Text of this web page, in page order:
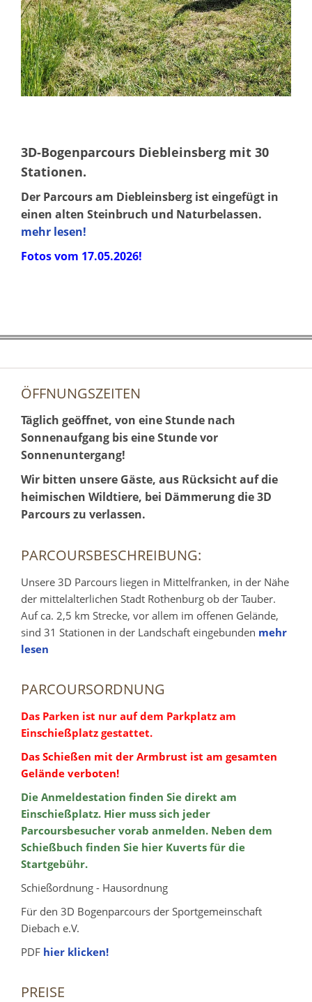
3D-Bogenparcours Diebleinsberg mit 30
Stationen.
Der Parcours am Diebleinsberg ist eingefügt in
einen alten Steinbruch und Naturbelassen.
mehr lesen!
Fotos vom 17.05.2026!
ÖFFNUNGSZEITEN
Täglich geöffnet, von eine Stunde nach
Sonnenaufgang bis eine Stunde vor
Sonnenuntergang!
Wir bitten unsere Gäste, aus Rücksicht auf die
heimischen Wildtiere, bei Dämmerung die 3D
Parcours zu verlassen.
PARCOURSBESCHREIBUNG:
Unsere 3D Parcours liegen in Mittelfranken, in der Nähe
der mittelalterlichen Stadt Rothenburg ob der Tauber.
Auf ca. 2,5 km Strecke, vor allem im offenen Gelände,
sind 31 Stationen in der Landschaft eingebunden mehr
lesen
PARCOURSORDNUNG
Das Parken ist nur auf dem Parkplatz am
Einschießplatz gestattet.
Das Schießen mit der Armbrust ist am gesamten
Gelände verboten!
Die Anmeldestation finden Sie direkt am
Einschießplatz. Hier muss sich jeder
Parcoursbesucher vorab anmelden. Neben dem
Schießbuch finden Sie hier Kuverts für die
Startgebühr.
Schießordnung - Hausordnung
Für den 3D Bogenparcours der Sportgemeinschaft
Diebach e.V.
PDF hier klicken!
PREISE